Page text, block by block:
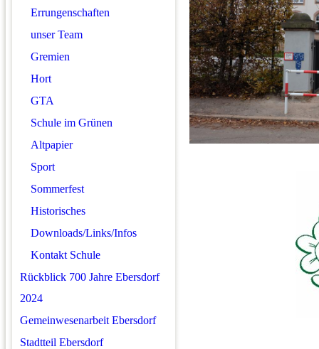
Errungenschaften
unser Team
Gremien
Hort
GTA
Schule im Grünen
Altpapier
Sport
Sommerfest
Historisches
Downloads/Links/Infos
Kontakt Schule
Rückblick 700 Jahre Ebersdorf
2024
Gemeinwesenarbeit Ebersdorf
Stadtteil Ebersdorf